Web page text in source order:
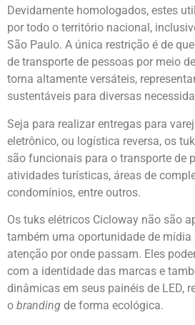
Devidamente homologados, estes
por todo o território nacional,
São Paulo. A única restrição é de
de transporte de pessoas por meio
torna altamente versáteis,
sustentáveis para diversas
Seja para realizar entregas para
eletrônico, ou logística reversa, os
são funcionais para o transporte de
atividades turísticas, áreas de
condomínios, entre outros.
Os tuks elétricos Cicloway não são
também uma oportunidade de mídia
atenção por onde passam. Eles
com a identidade das marcas e
dinâmicas em seus painéis de LED,
o branding de forma ecológica.